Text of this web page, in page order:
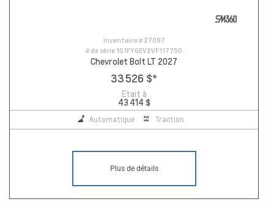
Inventaire # 27097
# de série 1G1FY6EV2VF117750
Chevrolet Bolt LT 2027
33 526 $*
Etait à
43 414 $
Automatique Traction
Plus de détails